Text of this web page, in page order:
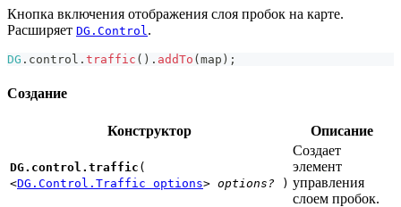
Кнопка включения отображения слоя пробок на карте.
Расширяет DG.Control.
DG . control . traffic ( ) . addTo ( map ) ;
Создание
Конструктор Описание
DG.control.traffic (
<DG.Control.Traffic options> options? )
Создает
элемент
управления
слоем пробок.